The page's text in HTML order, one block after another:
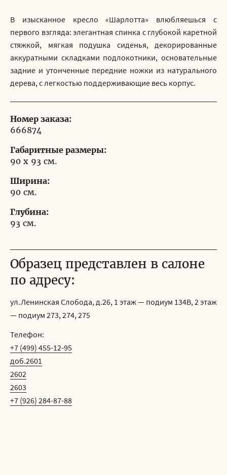
В изысканное кресло «Шарлотта» влюбляешься с
первого взгляда: элегантная спинка с глубокой каретной
стяжкой, мягкая подушка сиденья, декорированные
аккуратными складками подлокотники, основательные
задние и утонченные передние ножки из натурального
дерева, с легкостью поддерживающие весь корпус.
Номер заказа:
666874
Габаритные размеры:
90 x 93 см.
Ширина:
90 см.
Глубина:
93 см.
Образец представлен в салоне
по адресу:
ул.Ленинская Слобода, д.26, 1 этаж — подиум 134B, 2 этаж
— подиум 273, 274, 275
Телефон:
+7 (499) 455-12-95
доб.2601
2602
2603
+7 (926) 284-87-88